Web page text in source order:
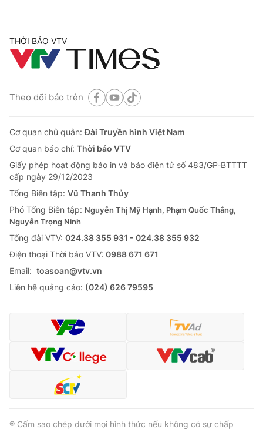
THỜI BÁO VTV
Theo dõi báo trên
Cơ quan chủ quản:Đài Truyền hình Việt Nam
Cơ quan báo chí: Thời báo VTV
Giấy phép hoạt động báo in và báo điện tử số 483/GP-BTTTT
cấp ngày 29/12/2023
Tổng Biên tập: Vũ Thanh Thủy
Phó Tổng Biên tập: Nguyễn Thị Mỹ Hạnh, Phạm Quốc Thắng,
Nguyễn Trọng Ninh
Tổng đài VTV: 024.38 355 931 - 024.38 355 932
Ðiện thoại Thời báo VTV: 0988 671 671
Email: toasoan@vtv.vn
Liên hệ quảng cáo: (024) 626 79595
® Cấm sao chép dưới mọi hình thức nếu không có sự chấp